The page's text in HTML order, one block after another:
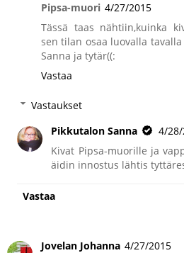
Pipsa-muori 4/27/2015
Tässä taas nähtiin,kuinka
sen tilan osaa luovalla
Sanna ja tytär((:
Vastaa
Vastaukset
Pikkutalon Sanna
4/
Kivat Pipsa-muorille ja
äidin innostus lähtis
Vastaa
Jovelan Johanna 4/27/2015